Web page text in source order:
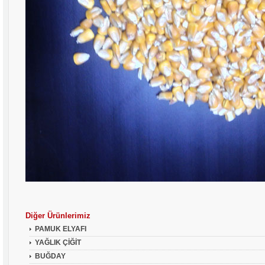
Diğer Ürünlerimiz
PAMUK ELYAFI
YAĞLIK ÇİĞİT
BUĞDAY